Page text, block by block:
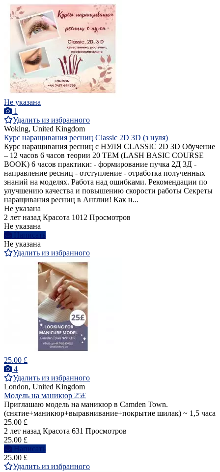
Не указана
1
Удалить из избранного
Woking, United Kingdom
Курс наращивания ресниц Classic 2D 3D (з нуля)
Курс наращивания ресниц с НУЛЯ CLASSIC 2D 3D Обучение
– 12 часов 6 часов теории 20 ТЕМ (LASH BASIC COURSE
BOOK) 6 часов практики: - формирование пучка 2Д 3Д -
направление ресниц - отступление - отработка полученных
знаний на моделях. Работа над ошибками. Рекомендации по
улучшению качества и повышению скорости работы Секреты
наращивания ресниц в Англии! Как н...
Не указана
2 лет назад Красота 1012 Просмотров
Не указана
Написать
Не указана
Удалить из избранного
25.00 £
4
Удалить из избранного
London, United Kingdom
Модель на маникюр 25£
Приглашаю модель на маникюр в Camden Town.
(снятие+маникюр+выравнивание+покрытие шилак) ~ 1,5 часа
25.00 £
2 лет назад Красота 631 Просмотров
25.00 £
Написать
25.00 £
Удалить из избранного